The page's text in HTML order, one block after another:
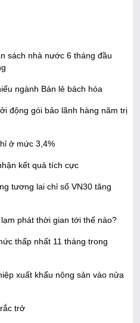
sách nhà nước 6 tháng đầu
ngành Bán lẻ bách hóa
động gói bảo lãnh hàng năm trị
ở mức 3,4%
kết quả tích cực
tương lai chỉ số VN30 tăng
phát thời gian tới thế nào?
thấp nhất 11 tháng trong
xuất khẩu nông sản vào nửa
trở